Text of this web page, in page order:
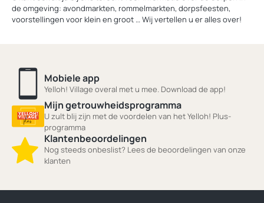
de omgeving: avondmarkten, rommelmarkten, dorpsfeesten,
voorstellingen voor klein en groot … Wij vertellen u er alles over!
Mobiele app
Yelloh! Village overal met u mee. Download de app!
Mijn getrouwheidsprogramma
U zult blij zijn met de voordelen van het Yelloh! Plus-
programma
Klantenbeoordelingen
Nog steeds onbeslist? Lees de beoordelingen van onze
klanten